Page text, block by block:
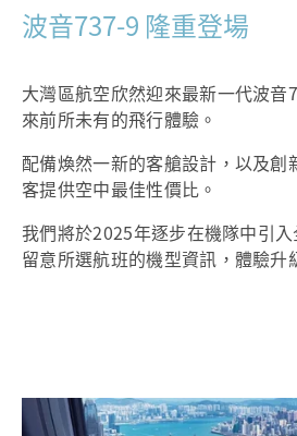
波音737-9 隆重登場
大灣區航空欣然迎來最新一代波
來前所未有的飛行體驗。
配備煥然一新的客艙設計，以及創
客提供空中最佳性價比。
我們將於2025年逐步在機隊中引
留意所選航班的機型資訊，體驗升